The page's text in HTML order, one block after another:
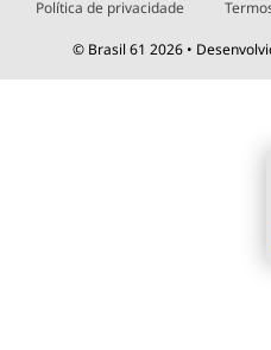
Política de privacidade
© Brasil 61 2026 •